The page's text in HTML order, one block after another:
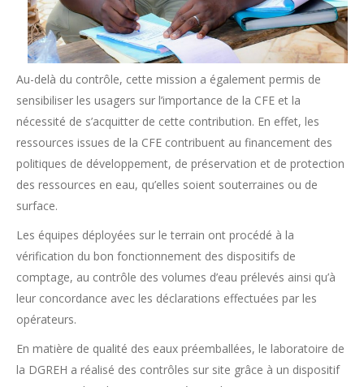
Au-delà du contrôle, cette mission a également permis de
sensibiliser les usagers sur l’importance de la CFE et la
nécessité de s’acquitter de cette contribution. En effet, les
ressources issues de la CFE contribuent au financement des
politiques de développement, de préservation et de protection
des ressources en eau, qu’elles soient souterraines ou de
surface.
Les équipes déployées sur le terrain ont procédé à la
vérification du bon fonctionnement des dispositifs de
comptage, au contrôle des volumes d’eau prélevés ainsi qu’à
leur concordance avec les déclarations effectuées par les
opérateurs.
En matière de qualité des eaux préemballées, le laboratoire de
la DGREH a réalisé des contrôles sur site grâce à un dispositif